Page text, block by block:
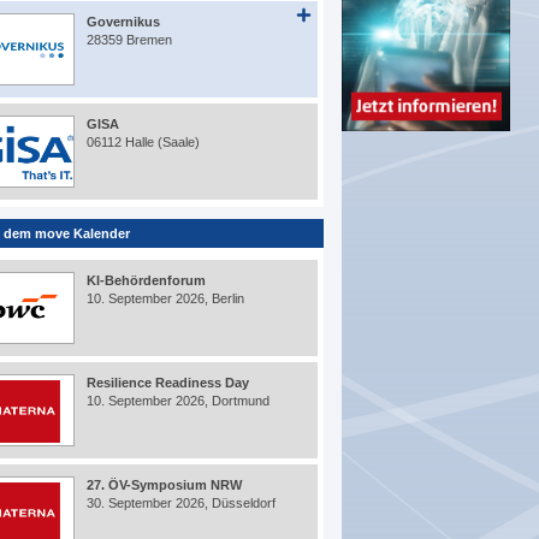
Governikus
28359 Bremen
GISA
06112 Halle (Saale)
dem move Kalender
KI-Behördenforum
10. September 2026, Berlin
Resilience Readiness Day
10. September 2026, Dortmund
27. ÖV-Symposium NRW
30. September 2026, Düsseldorf